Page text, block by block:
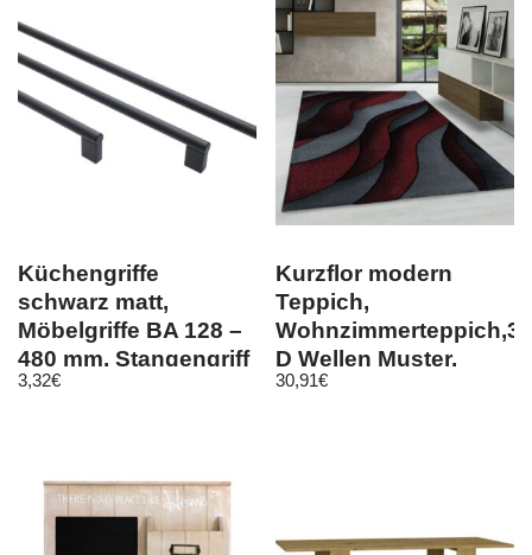
Küchengriffe
schwarz matt,
Möbelgriffe BA 128 –
480 mm, Stangengriff
3,32€
Kurzflor modern
Teppich,
Wohnzimmerteppich,3-
D Wellen Muster,
Rechteckig ROT
30,91€